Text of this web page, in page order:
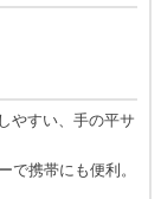
やすい、手の平サ
で携帯にも便利。